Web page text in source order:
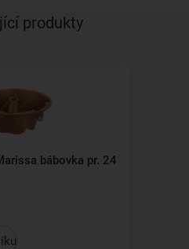
produkty
bábovka pr. 24